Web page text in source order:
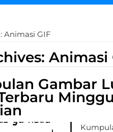
Animasi GIF
Animasi
Gambar